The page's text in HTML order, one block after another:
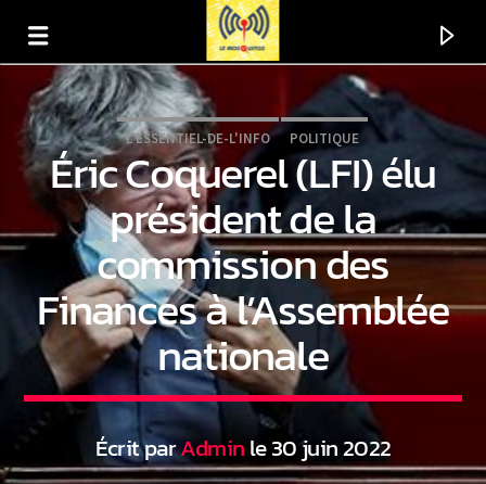
En ce moment
Artiste
L'ESSENTIEL-DE-L'INFO POLITIQUE
Éric Coquerel (LFI) élu
président de la
commission des
Finances à l’Assemblée
nationale
Écrit parAdminle 30 juin 2022